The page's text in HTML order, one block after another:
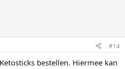
#14
bestellen. Hiermee kan